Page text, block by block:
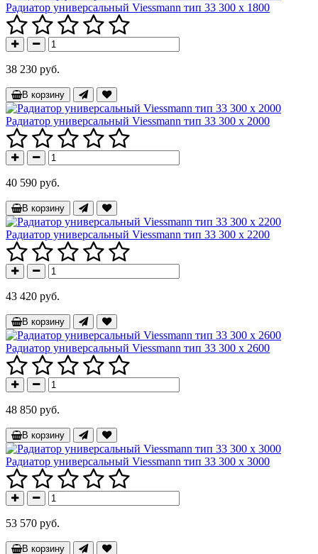
Радиатор универсальный Viessmann тип 33 300 x 1800
38 230 руб.
В корзину
Радиатор универсальный Viessmann тип 33 300 x 2000
40 590 руб.
В корзину
Радиатор универсальный Viessmann тип 33 300 x 2200
43 420 руб.
В корзину
Радиатор универсальный Viessmann тип 33 300 x 2600
48 850 руб.
В корзину
Радиатор универсальный Viessmann тип 33 300 x 3000
53 570 руб.
В корзину